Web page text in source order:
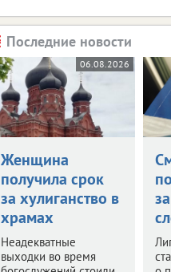
Последние новости
06.08.2026
Женщина
получила срок
за хулиганство в
храмах
Неадекватные
выходки во время